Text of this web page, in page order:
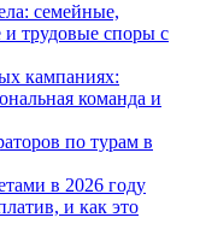
семейные,
трудовые споры с
кампаниях:
команда и
по турам в
в 2026 году
и как это